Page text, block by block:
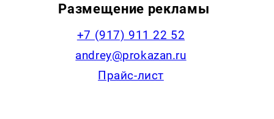
Размещение рекламы
+7 (917) 911 22 52
andrey@prokazan.ru
Прайс-лист